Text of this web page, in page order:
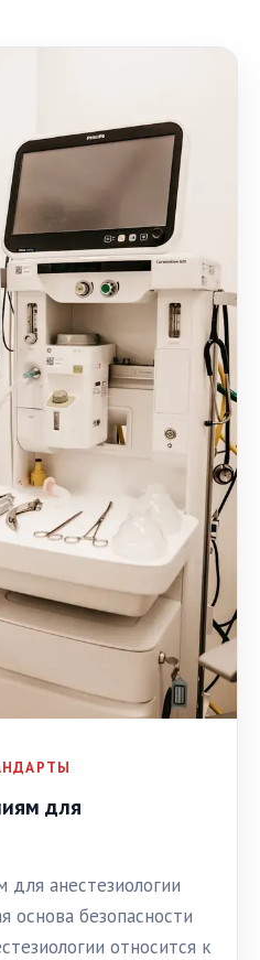
для
для анестезиологии
основа безопасности
относится к